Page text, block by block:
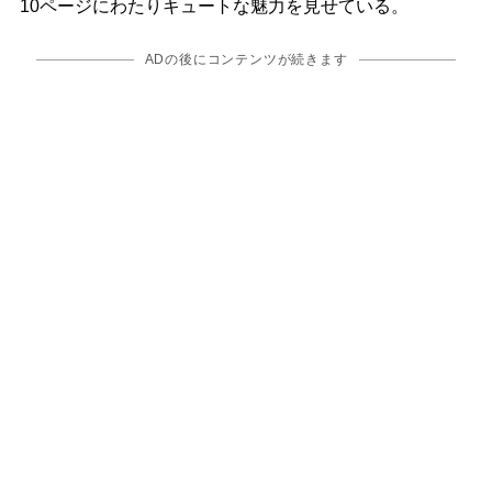
10ページにわたりキュートな魅力を見せている。
ADの後にコンテンツが続きます